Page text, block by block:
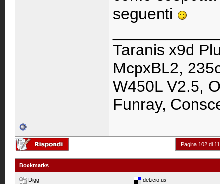
seguenti
Taranis x9d
McpxBL2,
W450L V2.5,
Funray,
Pagina 102 di
Bookmarks
Digg del.icio.us